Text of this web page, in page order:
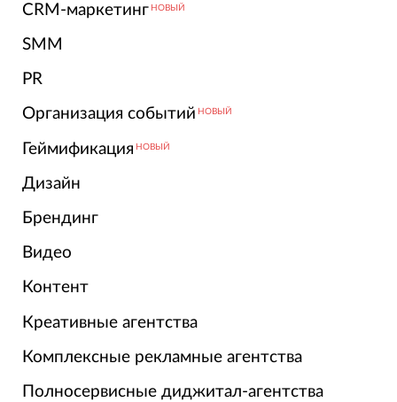
CRM-маркетинг НОВЫЙ
SMM
PR
Организация событий НОВЫЙ
Геймификация НОВЫЙ
Дизайн
Брендинг
Видео
Контент
Креативные агентства
Комплексные рекламные агентства
Полносервисные диджитал-агентства